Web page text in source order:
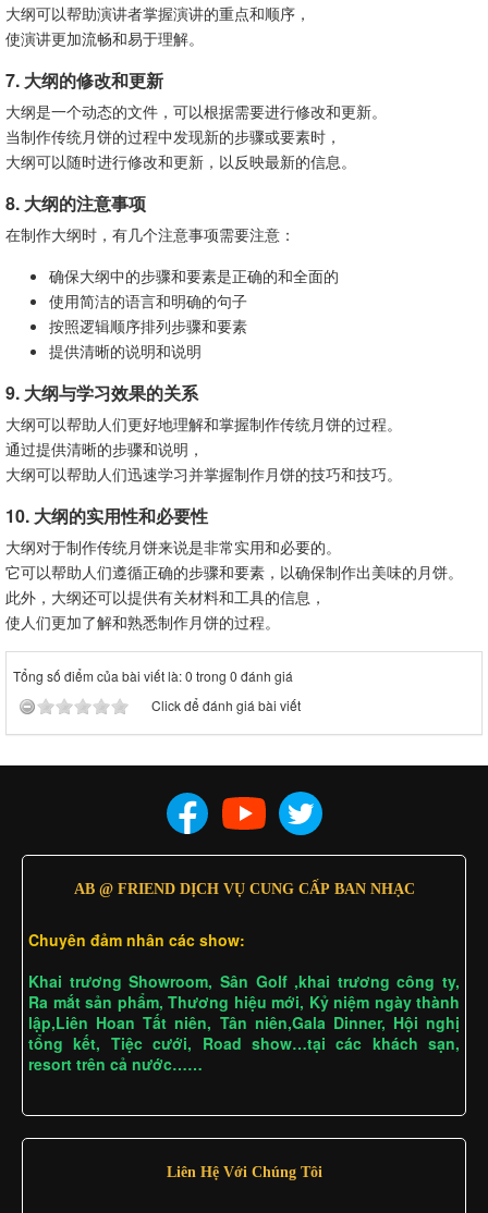
大纲可以帮助演讲者掌握演讲的重点和顺序，
使演讲更加流畅和易于理解。
7. 大纲的修改和更新
大纲是一个动态的文件，可以根据需要进行修改和更新。
当制作传统月饼的过程中发现新的步骤或要素时，
大纲可以随时进行修改和更新，以反映最新的信息。
8. 大纲的注意事项
在制作大纲时，有几个注意事项需要注意：
确保大纲中的步骤和要素是正确的和全面的
使用简洁的语言和明确的句子
按照逻辑顺序排列步骤和要素
提供清晰的说明和说明
9. 大纲与学习效果的关系
大纲可以帮助人们更好地理解和掌握制作传统月饼的过程。
通过提供清晰的步骤和说明，
大纲可以帮助人们迅速学习并掌握制作月饼的技巧和技巧。
10. 大纲的实用性和必要性
大纲对于制作传统月饼来说是非常实用和必要的。
它可以帮助人们遵循正确的步骤和要素，以确保制作出美味的月饼。
此外，大纲还可以提供有关材料和工具的信息，
使人们更加了解和熟悉制作月饼的过程。
Tổng số điểm của bài viết là: 0 trong 0 đánh giá
Click để đánh giá bài viết
AB @ FRIEND DỊCH VỤ CUNG CẤP BAN NHẠC
Chuyên đảm nhân các show:
Khai trương Showroom, Sân Golf ,khai trương công ty,
Ra mắt sản phẩm, Thương hiệu mới, Kỷ niệm ngày thành
lập,Liên Hoan Tất niên, Tân niên,Gala Dinner, Hội nghị
tổng kết, Tiệc cưới, Road show…tại các khách sạn,
resort trên cả nước……
Liên Hệ Với Chúng Tôi